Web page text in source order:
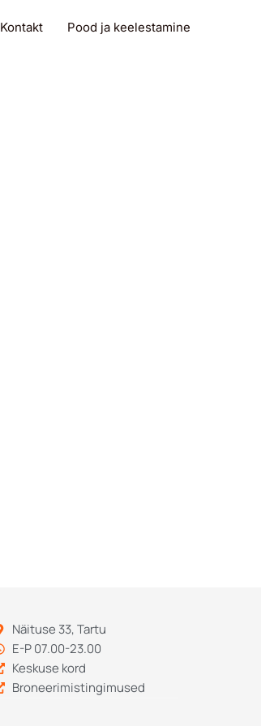
Kontakt Pood ja keelestamine
Näituse 33, Tartu
E-P 07.00-23.00
Keskuse kord
Broneerimistingimused